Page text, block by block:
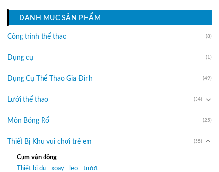
DANH MỤC SẢN PHẨM
Công trình thể thao (8)
Dụng cụ (1)
Dụng Cụ Thể Thao Gia Đình (49)
Lưới thể thao (34)
Môn Bóng Rổ (25)
Thiết Bị Khu vui chơi trẻ em (55)
Cụm vận động
Thiết bị đu - xoay - leo - trượt